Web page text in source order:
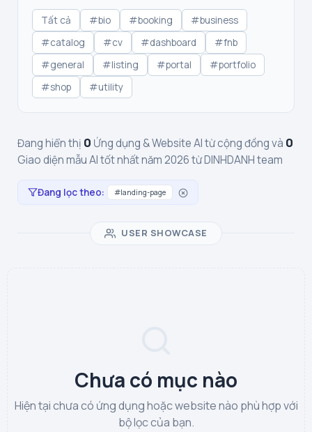
Tất cả #bio #booking
#business
#catalog
#cv #dashboard
#fnb
#general
#listing #portal
#portfolio
#shop
#utility
Đang hiển thị 0 Ứng dụng & Website AI từ cộng đồng và 0
Giao diện mẫu AI tốt nhất năm 2026 từ DINHDANH team
Đang lọc theo: #landing-page
USER SHOWCASE
Chưa có mục nào
Hiện tại chưa có ứng dụng hoặc website nào phù hợp với
bộ lọc của bạn.